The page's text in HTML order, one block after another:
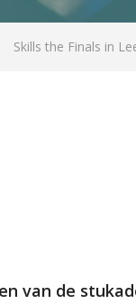
Skills the Finals in
van de